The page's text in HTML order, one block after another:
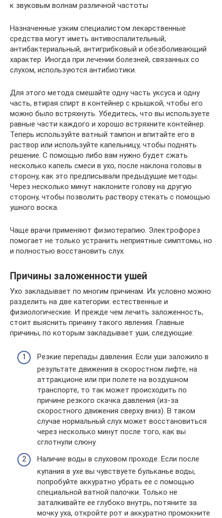
к звуковым волнам различной частоты
Назначенные узким специалистом лекарственные
средства могут иметь антивоспалительный,
антибактериальный, антигрибковый и обезболивающий
характер. Иногда при лечении болезней, связанных со
слухом, используются антибиотики.
Для этого метода смешайте одну часть уксуса и одну
часть, втирая спирт в контейнер с крышкой, чтобы его
можно было встряхнуть. Убедитесь, что вы используете
равные части каждого и хорошо встряхните контейнер.
Теперь используйте ватный тампон и впитайте его в
раствор или используйте капельницу, чтобы поднять
решение. С помощью либо вам нужно будет сжать
несколько капель смеси в ухо, после наклона головы в
сторону, как это предписывали предыдущие методы.
Через несколько минут наклоните голову на другую
сторону, чтобы позволить раствору стекать с помощью
ушного воска.
Чаще врачи применяют физиотерапию. Электрофорез
помогает не только устранить неприятные симптомы, но
и полностью восстановить слух.
Причины заложенности ушей
Ухо закладывает по многим причинам. Их условно можно
разделить на две категории: естественные и
физиологические. И прежде чем лечить заложенность,
стоит выяснить причину такого явления. Главные
причины, по которым закладывает уши, следующие:
Резкие перепады давления. Если уши заложило в
результате движения в скоростном лифте, на
аттракционе или при полете на воздушном
транспорте, то так может происходить по
причине резкого скачка давления (из-за
скоростного движения сверху вниз). В таком
случае нормальный слух может восстановиться
через несколько минут после того, как вы
сглотнули слюну.
Наличие воды в слуховом проходе. Если после
купания в ухе вы чувствуете бульканье воды,
попробуйте аккуратно убрать ее с помощью
специальной ватной палочки. Только не
заталкивайте ее глубоко внутрь, потяните за
мочку уха, откройте рот и аккуратно промокните